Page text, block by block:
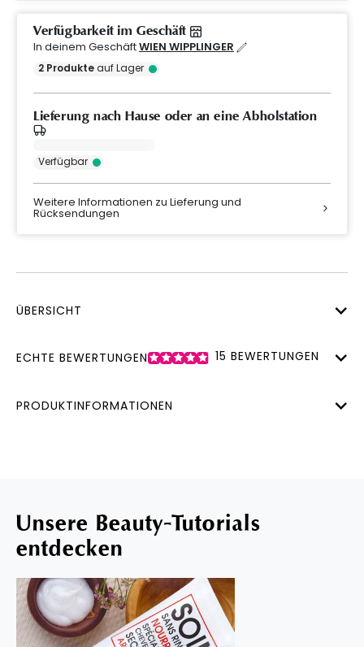
Verfügbarkeit im Geschäft
In deinem GeschäftWIEN WIPPLINGER
2 Produkteauf Lager
Lieferung nach Hause oder an eine Abholstation
Verfügbar
Weitere Informationen zu Lieferung und
Rücksendungen
ÜBERSICHT
ECHTE BEWERTUNGEN 15 BEWERTUNGEN
PRODUKTINFORMATIONEN
Unsere Beauty-Tutorials
entdecken